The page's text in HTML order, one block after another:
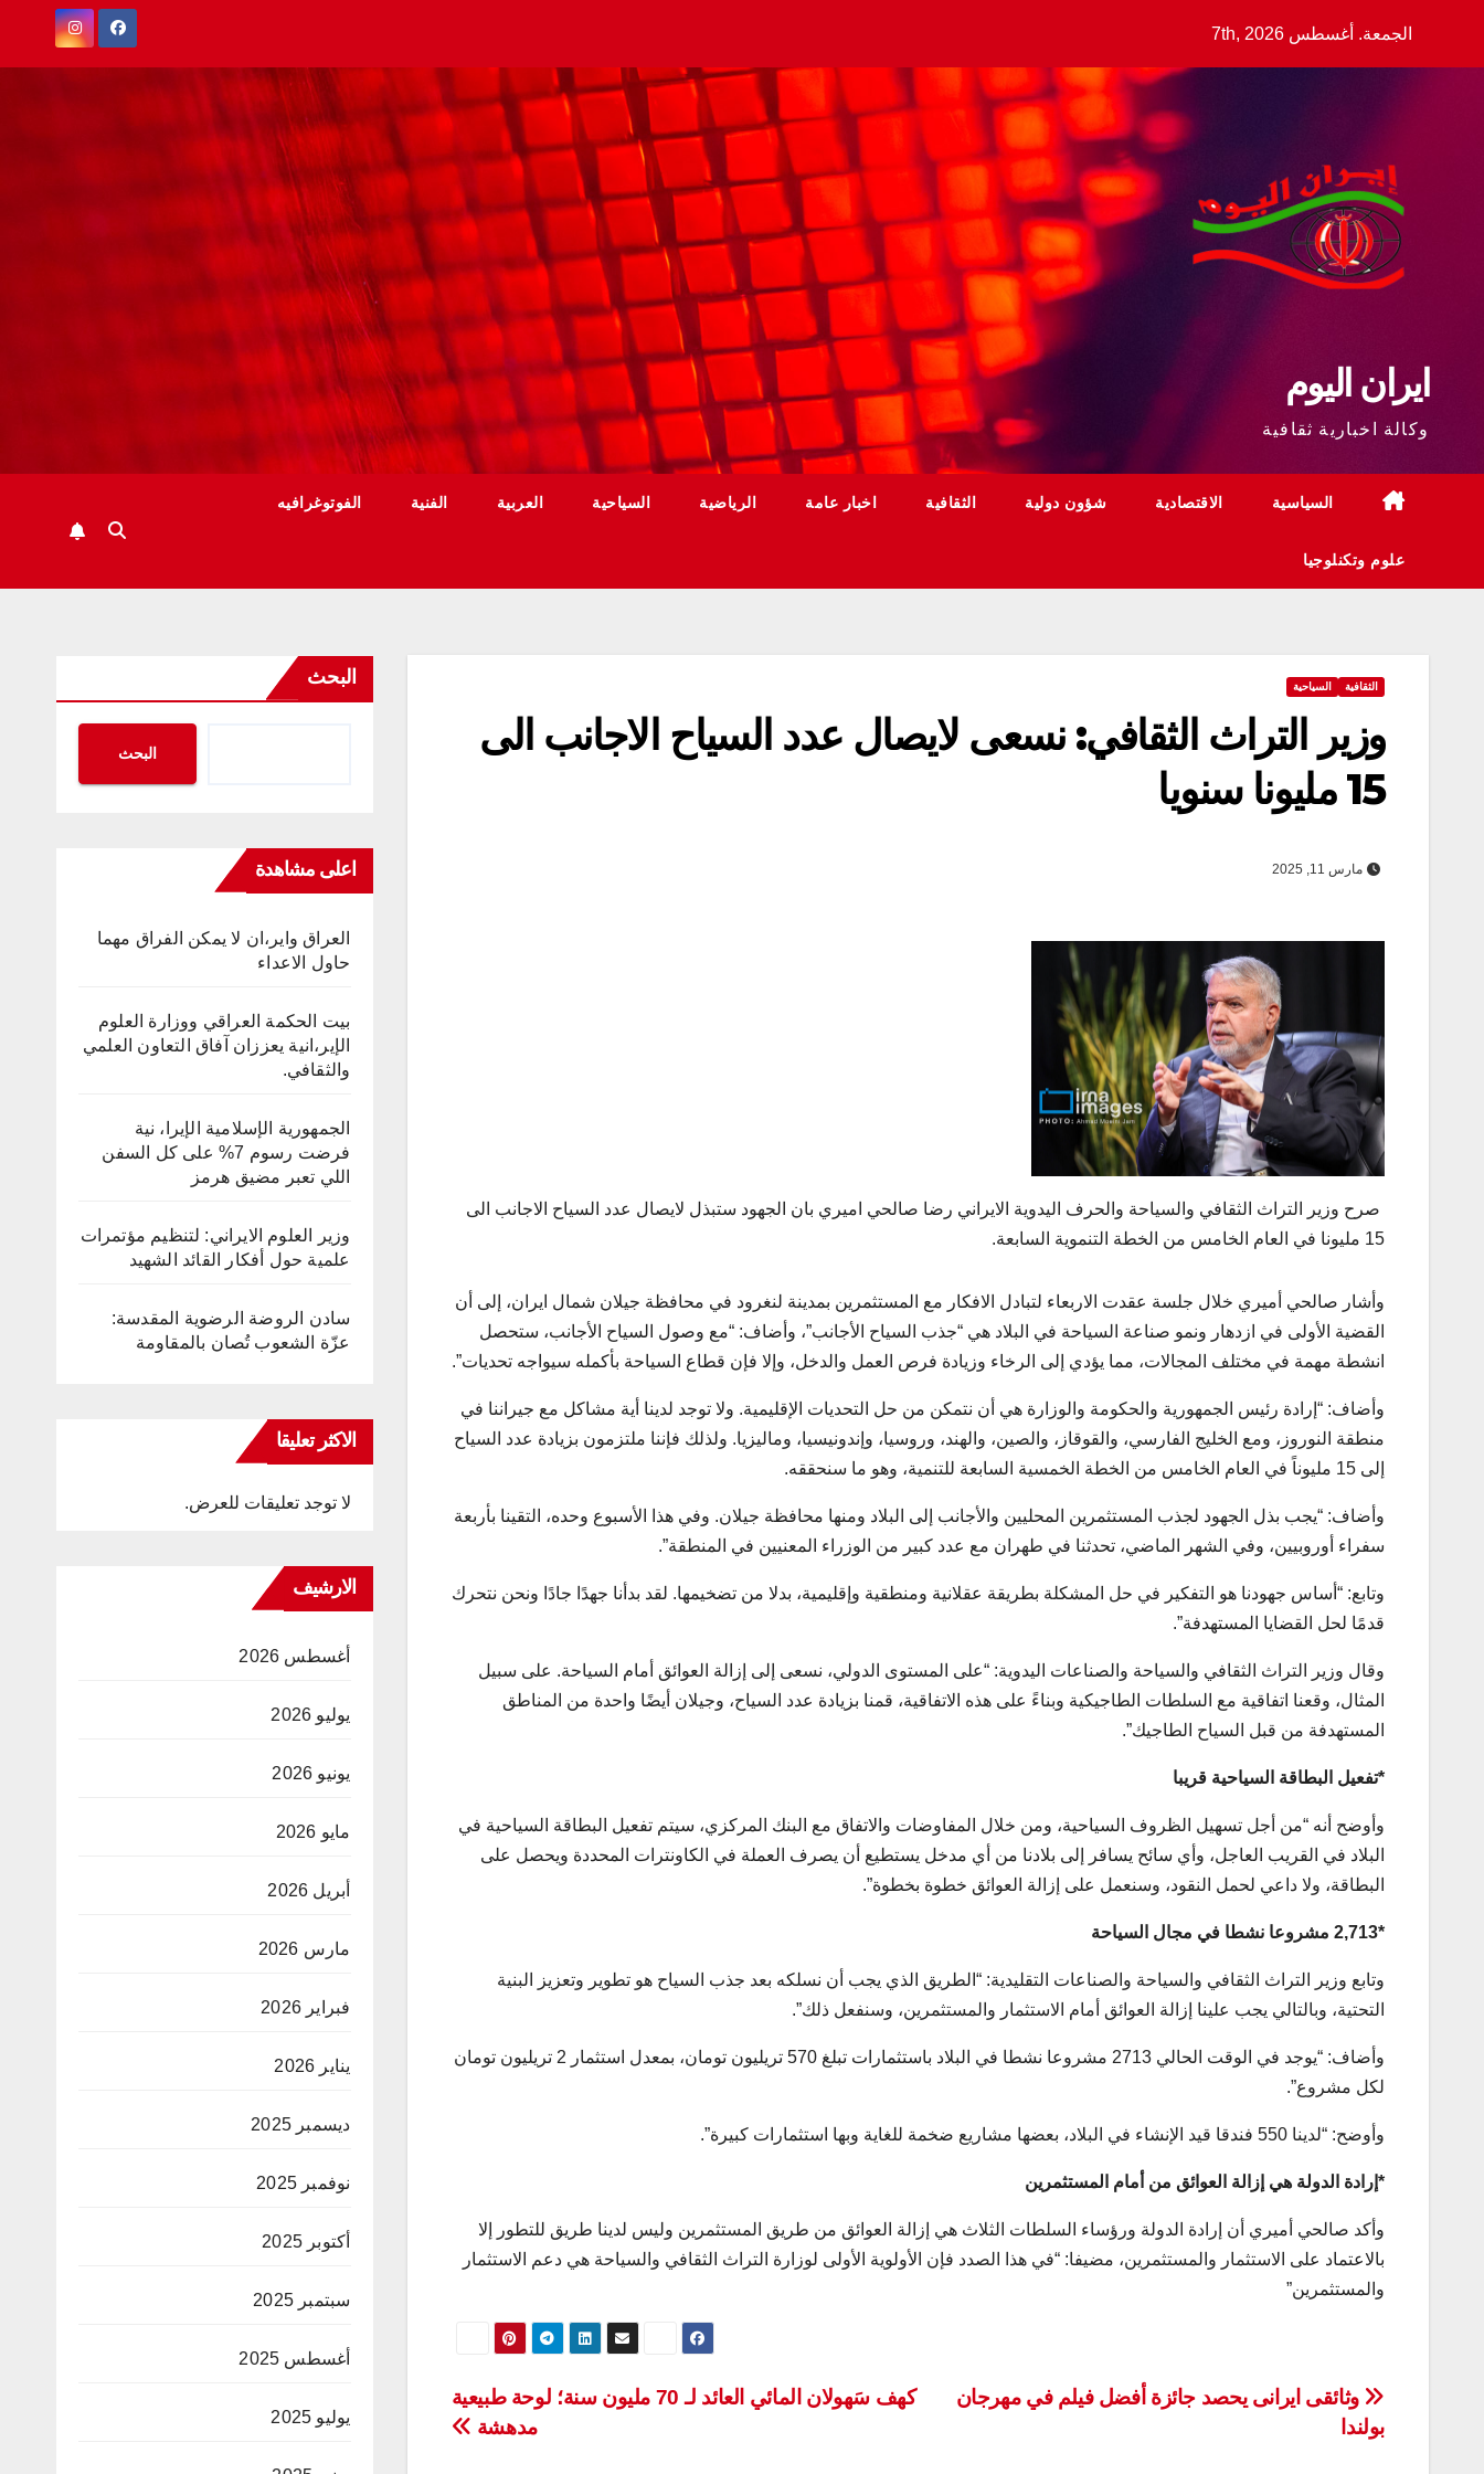
الجمعة. أغسطس 7th, 2026
ايران اليوم
وكالة اخبارية ثقافية
السياسية الاقتصادية شؤون دولية الثقافية اخبار عامة الرياضية السياحية العربية الفنية الفوتوغرافيه
علوم وتكنلوجيا
الثقافية السياحية
وزير التراث الثقافي: نسعى لايصال عدد السياح الاجانب الى
15 مليونا سنويا
مارس 11, 2025
صرح وزير التراث الثقافي والسياحة والحرف اليدوية الايراني رضا صالحي اميري بان الجهود ستبذل لايصال عدد السياح الاجانب الى
15 مليونا في العام الخامس من الخطة التنموية السابعة.
وأشار صالحي أميري خلال جلسة عقدت الاربعاء لتبادل الافكار مع المستثمرين بمدينة لنغرود في محافظة جيلان شمال ايران، إلى أن
القضية الأولى في ازدهار ونمو صناعة السياحة في البلاد هي “جذب السياح الأجانب”، وأضاف: “مع وصول السياح الأجانب، ستحصل
انشطة مهمة في مختلف المجالات، مما يؤدي إلى الرخاء وزيادة فرص العمل والدخل، وإلا فإن قطاع السياحة بأكمله سيواجه تحديات”.
وأضاف: “إرادة رئيس الجمهورية والحكومة والوزارة هي أن نتمكن من حل التحديات الإقليمية. ولا توجد لدينا أية مشاكل مع جيراننا في
منطقة النوروز، ومع الخليج الفارسي، والقوقاز، والصين، والهند، وروسيا، وإندونيسيا، وماليزيا. ولذلك فإننا ملتزمون بزيادة عدد السياح
إلى 15 مليوناً في العام الخامس من الخطة الخمسية السابعة للتنمية، وهو ما سنحققه.
وأضاف: “يجب بذل الجهود لجذب المستثمرين المحليين والأجانب إلى البلاد ومنها محافظة جيلان. وفي هذا الأسبوع وحده، التقينا بأربعة
سفراء أوروبيين، وفي الشهر الماضي، تحدثنا في طهران مع عدد كبير من الوزراء المعنيين في المنطقة”.
وتابع: “أساس جهودنا هو التفكير في حل المشكلة بطريقة عقلانية ومنطقية وإقليمية، بدلا من تضخيمها. لقد بدأنا جهدًا جادًا ونحن نتحرك
قدمًا لحل القضايا المستهدفة”.
وقال وزير التراث الثقافي والسياحة والصناعات اليدوية: “على المستوى الدولي، نسعى إلى إزالة العوائق أمام السياحة. على سبيل
المثال، وقعنا اتفاقية مع السلطات الطاجيكية وبناءً على هذه الاتفاقية، قمنا بزيادة عدد السياح، وجيلان أيضًا واحدة من المناطق
المستهدفة من قبل السياح الطاجيك”.
*تفعيل البطاقة السياحية قريبا
وأوضح أنه “من أجل تسهيل الظروف السياحية، ومن خلال المفاوضات والاتفاق مع البنك المركزي، سيتم تفعيل البطاقة السياحية في
البلاد في القريب العاجل، وأي سائح يسافر إلى بلادنا من أي مدخل يستطيع أن يصرف العملة في الكاونترات المحددة ويحصل على
البطاقة، ولا داعي لحمل النقود، وسنعمل على إزالة العوائق خطوة بخطوة”.
*2,713 مشروعا نشطا في مجال السياحة
وتابع وزير التراث الثقافي والسياحة والصناعات التقليدية: “الطريق الذي يجب أن نسلكه بعد جذب السياح هو تطوير وتعزيز البنية
التحتية، وبالتالي يجب علينا إزالة العوائق أمام الاستثمار والمستثمرين، وسنفعل ذلك”.
وأضاف: “يوجد في الوقت الحالي 2713 مشروعا نشطا في البلاد باستثمارات تبلغ 570 تريليون تومان، بمعدل استثمار 2 تريليون تومان
لكل مشروع”.
وأوضح: “لدينا 550 فندقا قيد الإنشاء في البلاد، بعضها مشاريع ضخمة للغاية وبها استثمارات كبيرة”.
*إرادة الدولة هي إزالة العوائق من أمام المستثمرين
وأكد صالحي أميري أن إرادة الدولة ورؤساء السلطات الثلاث هي إزالة العوائق من طريق المستثمرين وليس لدينا طريق للتطور إلا
بالاعتماد على الاستثمار والمستثمرين، مضيفا: “في هذا الصدد فإن الأولوية الأولى لوزارة التراث الثقافي والسياحة هي دعم الاستثمار
والمستثمرين”
تصفّح
المقالات
كهف سَهولان المائي العائد لـ 70 مليون سنة؛ لوحة طبيعية
مدهشة
وثائقی ایرانی يحصد جائزة أفضل فيلم في مهرجان
بولندا
البحث
البحث
اعلى مشاهدة
العراق واير،ان لا يمكن الفراق مهما
حاول الاعداء
بيت الحكمة العراقي ووزارة العلوم
الإير،انية يعززان آفاق التعاون العلمي
والثقافي.
الجمهورية الإسلامية الإيرا، نية
فرضت رسوم 7% على كل السفن
اللي تعبر مضيق هرمز
وزير العلوم الايراني: لتنظيم مؤتمرات
علمية حول أفكار القائد الشهيد
سادن الروضة الرضوية المقدسة:
عزّة الشعوب تُصان بالمقاومة
الاكثر تعليقا
لا توجد تعليقات للعرض.
الارشيف
أغسطس 2026
يوليو 2026
يونيو 2026
مايو 2026
أبريل 2026
مارس 2026
فبراير 2026
يناير 2026
ديسمبر 2025
نوفمبر 2025
أكتوبر 2025
سبتمبر 2025
أغسطس 2025
يوليو 2025